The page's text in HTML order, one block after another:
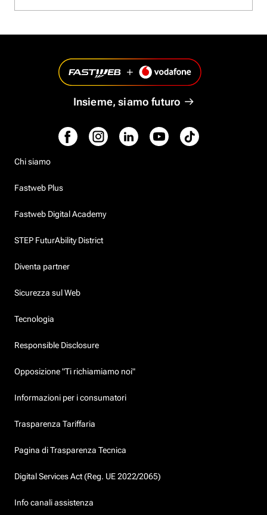
Insieme, siamo futuro
Chi siamo
Fastweb Plus
Fastweb Digital Academy
STEP FuturAbility District
Diventa partner
Sicurezza sul Web
Tecnologia
Responsible Disclosure
Opposizione "Ti richiamiamo noi"
Informazioni per i consumatori
Trasparenza Tariffaria
Pagina di Trasparenza Tecnica
Digital Services Act (Reg. UE 2022/2065)
Info canali assistenza